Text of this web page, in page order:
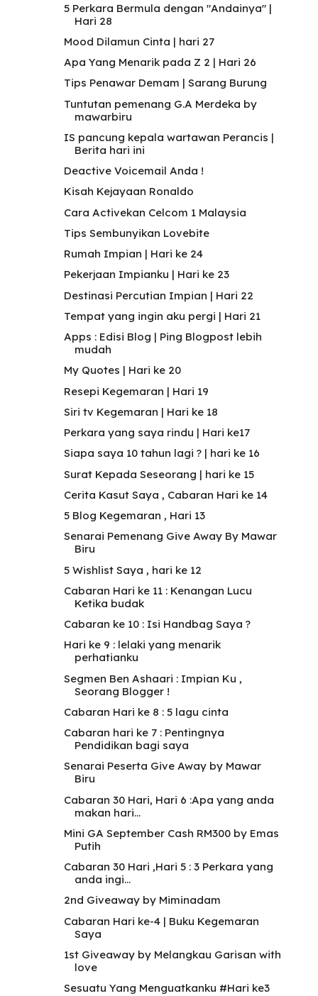
5 Perkara Bermula dengan "Andainya" |
Hari 28
Mood Dilamun Cinta | hari 27
Apa Yang Menarik pada Z 2 | Hari 26
Tips Penawar Demam | Sarang Burung
Tuntutan pemenang G.A Merdeka by
mawarbiru
IS pancung kepala wartawan Perancis |
Berita hari ini
Deactive Voicemail Anda !
Kisah Kejayaan Ronaldo
Cara Activekan Celcom 1 Malaysia
Tips Sembunyikan Lovebite
Rumah Impian | Hari ke 24
Pekerjaan Impianku | Hari ke 23
Destinasi Percutian Impian | Hari 22
Tempat yang ingin aku pergi | Hari 21
Apps : Edisi Blog | Ping Blogpost lebih
mudah
My Quotes | Hari ke 20
Resepi Kegemaran | Hari 19
Siri tv Kegemaran | Hari ke 18
Perkara yang saya rindu | Hari ke17
Siapa saya 10 tahun lagi ? | hari ke 16
Surat Kepada Seseorang | hari ke 15
Cerita Kasut Saya , Cabaran Hari ke 14
5 Blog Kegemaran , Hari 13
Senarai Pemenang Give Away By Mawar
Biru
5 Wishlist Saya , hari ke 12
Cabaran Hari ke 11 : Kenangan Lucu
Ketika budak
Cabaran ke 10 : Isi Handbag Saya ?
Hari ke 9 : lelaki yang menarik
perhatianku
Segmen Ben Ashaari : Impian Ku ,
Seorang Blogger !
Cabaran Hari ke 8 : 5 lagu cinta
Cabaran hari ke 7 : Pentingnya
Pendidikan bagi saya
Senarai Peserta Give Away by Mawar
Biru
Cabaran 30 Hari, Hari 6 :Apa yang anda
makan hari...
Mini GA September Cash RM300 by Emas
Putih
Cabaran 30 Hari ,Hari 5 : 3 Perkara yang
anda ingi...
2nd Giveaway by Miminadam
Cabaran Hari ke-4 | Buku Kegemaran
Saya
1st Giveaway by Melangkau Garisan with
love
Sesuatu Yang Menguatkanku #Hari ke3